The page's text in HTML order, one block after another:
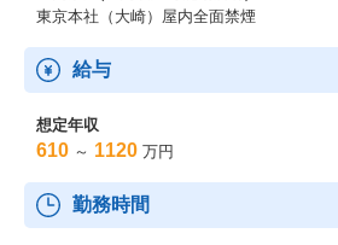
東京本社（大崎）屋内全面禁煙
給与
想定年収
610 ～ 1120 万円
勤務時間